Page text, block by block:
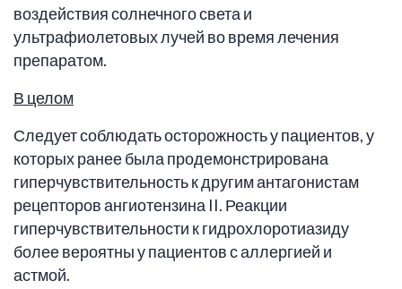
воздействия солнечного света и
ультрафиолетовых лучей во время лечения
препаратом.
В целом
Следует соблюдать осторожность у пациентов, у
которых ранее была продемонстрирована
гиперчувствительность к другим антагонистам
рецепторов ангиотензина II. Реакции
гиперчувствительности к гидрохлоротиазиду
более вероятны у пациентов с аллергией и
астмой.